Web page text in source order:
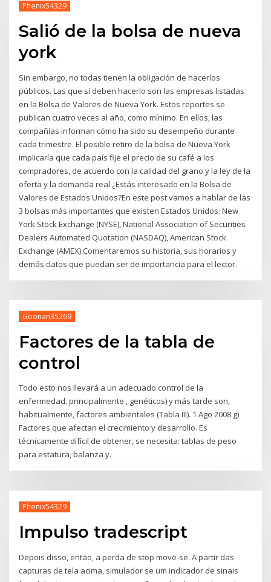
Phenix54329
Salió de la bolsa de nueva
york
Sin embargo, no todas tienen la obligación de hacerlos
públicos. Las que sí deben hacerlo son las empresas listadas
en la Bolsa de Valores de Nueva York. Estos reportes se
publican cuatro veces al año, como mínimo. En ellos, las
compañías informan cómo ha sido su desempeño durante
cada trimestre. El posible retiro de la bolsa de Nueva York
implicaría que cada país fije el precio de su café a los
compradores, de acuerdo con la calidad del grano y la ley de la
oferta y la demanda real ¿Estás interesado en la Bolsa de
Valores de Estados Unidos?En este post vamos a hablar de las
3 bolsas más importantes que existen Estados Unidos: New
York Stock Exchange (NYSE), National Association of Securities
Dealers Automated Quotation (NASDAQ), American Stock
Exchange (AMEX).Comentaremos su historia, sus horarios y
demás datos que puedan ser de importancia para el lector.
Goonan35269
Factores de la tabla de
control
Todo esto nos llevará a un adecuado control de la
enfermedad. principalmente , genéticos) y más tarde son,
habitualmente, factores ambientales (Tabla III). 1 Ago 2008 g)
Factores que afectan el crecimiento y desarrollo. Es
técnicamente difícil de obtener, se necesita: tablas de peso
para estatura, balanza y.
Phenix54329
Impulso tradescript
Depois disso, então, a perda de stop move-se. A partir das
capturas de tela acima, simulador se um indicador de sinais